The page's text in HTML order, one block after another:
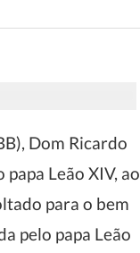
Dom Ricardo
papa Leão XIV, ao
para o bem
pelo papa Leão